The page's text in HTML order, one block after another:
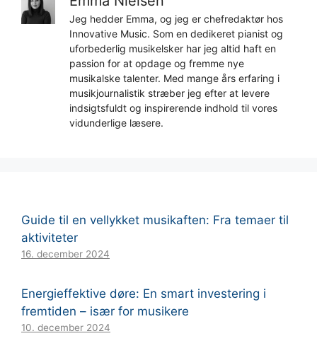
Jeg hedder Emma, og jeg er chefredaktør hos
Innovative Music. Som en dedikeret pianist og
uforbederlig musikelsker har jeg altid haft en
passion for at opdage og fremme nye
musikalske talenter. Med mange års erfaring i
musikjournalistik stræber jeg efter at levere
indsigtsfuldt og inspirerende indhold til vores
vidunderlige læsere.
Guide til en vellykket musikaften: Fra temaer til
aktiviteter
16. december 2024
Energieffektive døre: En smart investering i
fremtiden – især for musikere
10. december 2024